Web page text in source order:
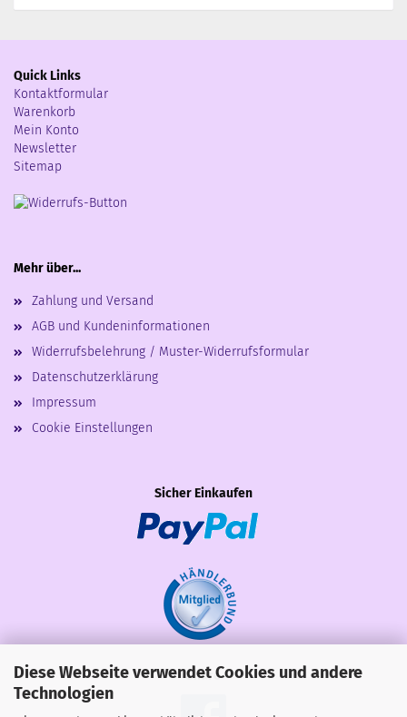
Diese Webseite verwendet Cookies und andere
Technologien
Quick Links
Kontaktformular
Warenkorb
Mein Konto
Newsletter
Sitemap
Mehr über...
Zahlung und Versand
AGB und Kundeninformationen
Widerrufsbelehrung / Muster-Widerrufsformular
Datenschutzerklärung
Impressum
Cookie Einstellungen
Sicher Einkaufen
Share